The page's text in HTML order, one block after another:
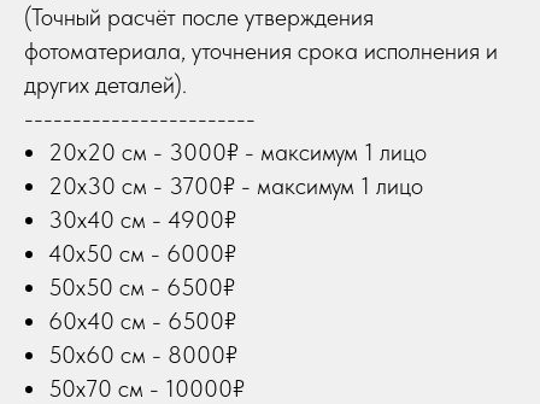
(Точный расчёт после утверждения
фотоматериала, уточнения срока исполнения и
других деталей).
------------------------
20х20 см - 3000₽ - максимум 1 лицо
20х30 см - 3700₽ - максимум 1 лицо
30х40 см - 4900₽
40х50 см - 6000₽
50х50 см - 6500₽
60х40 см - 6500₽
50х60 см - 8000₽
50х70 см - 10000₽